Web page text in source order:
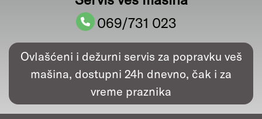
069/731 023
Ovlašćeni i dežurni servis za popravku veš
mašina, dostupni 24h dnevno, čak i za
vreme praznika